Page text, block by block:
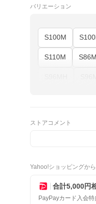
バリエーション
S100M
S110M
ストアコメント
Yahoo!ショッピングか
合計5,000円
PayPayカード入会特